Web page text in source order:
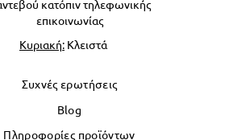
κατόπιν τηλεφωνικής
επικοινωνίας
Κυριακή: Κλειστά
Συχνές ερωτήσεις
Blog
Πληροφορίες προϊόντων